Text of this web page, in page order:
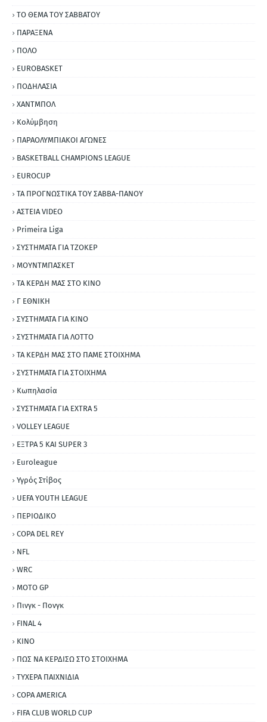
ΤΟ ΘΕΜΑ ΤΟΥ ΣΑΒΒΑΤΟΥ
ΠΑΡΑΞΕΝΑ
ΠΟΛΟ
EUROBASKET
ΠΟΔΗΛΑΣΙΑ
ΧΑΝΤΜΠΟΛ
Κολύμβηση
ΠΑΡΑΟΛΥΜΠΙΑΚΟΙ ΑΓΩΝΕΣ
BASKETBALL CHAMPIONS LEAGUE
EUROCUP
ΤΑ ΠΡΟΓΝΩΣΤΙΚΑ ΤΟΥ ΣΑΒΒΑ-ΠΑΝΟΥ
ΑΣΤΕΙΑ VIDEO
Primeira Liga
ΣΥΣΤΗΜΑΤΑ ΓΙΑ ΤΖΟΚΕΡ
ΜΟΥΝΤΜΠΑΣΚΕΤ
ΤΑ ΚΕΡΔΗ ΜΑΣ ΣΤΟ ΚΙΝΟ
Γ ΕΘΝΙΚΗ
ΣΥΣΤΗΜΑΤΑ ΓΙΑ ΚΙΝΟ
ΣΥΣΤΗΜΑΤΑ ΓΙΑ ΛΟΤΤΟ
ΤΑ ΚΕΡΔΗ ΜΑΣ ΣΤΟ ΠΑΜΕ ΣΤΟΙΧΗΜΑ
ΣΥΣΤΗΜΑΤΑ ΓΙΑ ΣΤΟΙΧΗΜΑ
Κωπηλασία
ΣΥΣΤΗΜΑΤΑ ΓΙΑ ΕΧΤRΑ 5
VOLLEY LEAGUE
ΕΞΤΡΑ 5 ΚΑΙ SUPER 3
Εuroleague
Υγρός Στίβος
UEFA YOUTH LEAGUE
ΠΕΡΙΟΔΙΚΟ
COPA DEL REY
NFL
WRC
MOTO GP
Πινγκ - Πονγκ
FINAL 4
ΚΙΝΟ
ΠΩΣ ΝΑ ΚΕΡΔΙΣΩ ΣΤΟ ΣΤΟΙΧΗΜΑ
ΤΥΧΕΡΑ ΠΑΙΧΝΙΔΙΑ
COPA AMERICA
FIFA CLUB WORLD CUP